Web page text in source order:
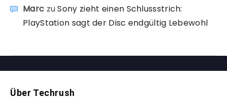
Marc zuSony zieht einen Schlussstrich:
PlayStation sagt der Disc endgültig Lebewohl
Über Techrush